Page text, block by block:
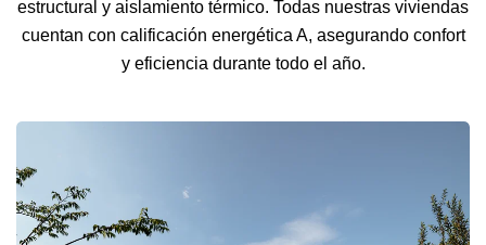
estructural y aislamiento térmico. Todas nuestras viviendas
cuentan con calificación energética A, asegurando confort
y eficiencia durante todo el año.